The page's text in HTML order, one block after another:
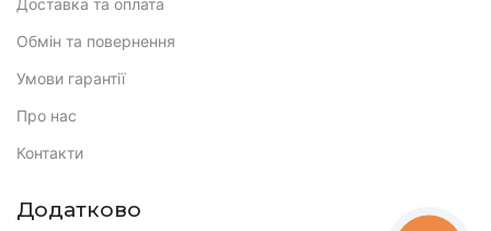
Доставка та оплата
Обмін та повернення
Умови гарантії
Про нас
Контакти
Додатково